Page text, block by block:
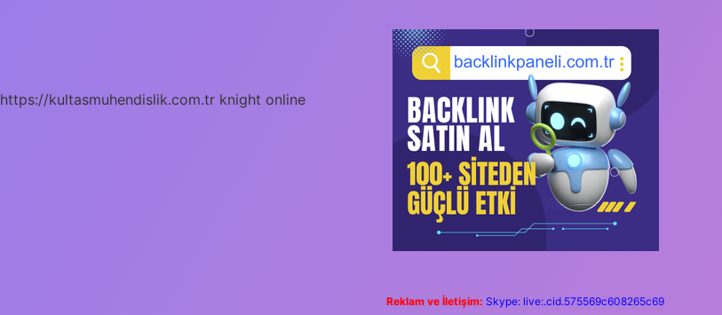
https://kultasmuhendislik.com.tr knight online
Reklam ve İletişim: Skype: live:.cid.575569c608265c69